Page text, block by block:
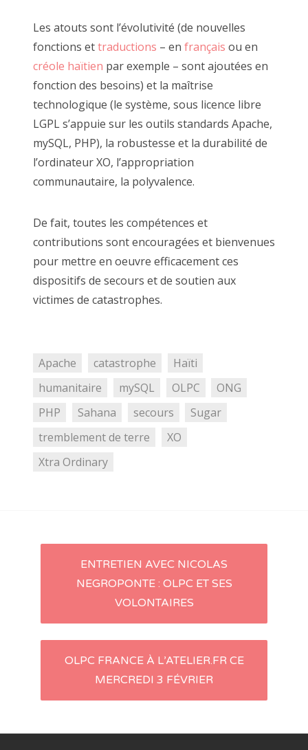
Les atouts sont l’évolutivité (de nouvelles
fonctions ettraductions – en français ou en
créole haïtien par exemple – sont ajoutées en
fonction des besoins) et la maîtrise
technologique (le système, sous licence libre
LGPL s’appuie sur les outils standards Apache,
mySQL, PHP), la robustesse et la durabilité de
l’ordinateur XO, l’appropriation
communautaire, la polyvalence.
De fait, toutes les compétences et
contributions sont encouragées et bienvenues
pour mettre en oeuvre efficacement ces
dispositifs de secours et de soutien aux
victimes de catastrophes.
Apache catastrophe
Haïti
humanitaire
mySQL OLPC
ONG
PHP
Sahana secours
Sugar
tremblement de terre
XO
Xtra Ordinary
Navigation d'article
ENTRETIEN AVEC NICOLAS
NEGROPONTE : OLPC ET SES
VOLONTAIRES
OLPC FRANCE À L’ATELIER.FR CE
MERCREDI 3 FÉVRIER